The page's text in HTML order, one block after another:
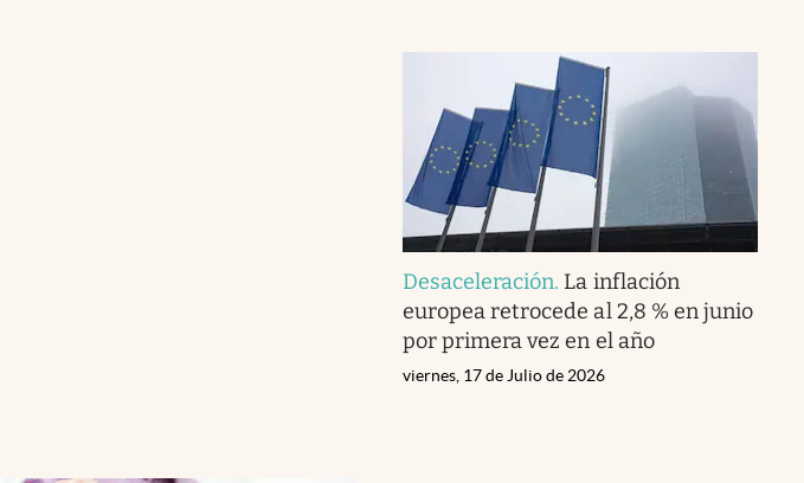
Desaceleración. La inflación
europea retrocede al 2,8 % en junio
por primera vez en el año
viernes, 17 de Julio de 2026